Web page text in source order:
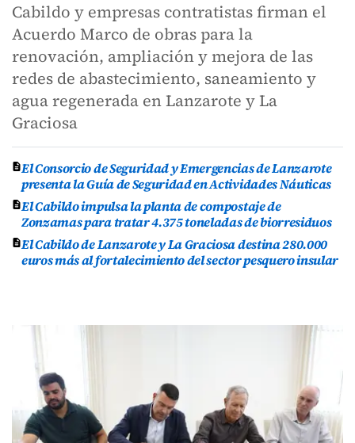
Cabildo y empresas contratistas firman el
Acuerdo Marco de obras para la
renovación, ampliación y mejora de las
redes de abastecimiento, saneamiento y
agua regenerada en Lanzarote y La
Graciosa
El Consorcio de Seguridad y Emergencias de Lanzarote
presenta la Guía de Seguridad en Actividades Náuticas
El Cabildo impulsa la planta de compostaje de
Zonzamas para tratar 4.375 toneladas de biorresiduos
El Cabildo de Lanzarote y La Graciosa destina 280.000
euros más al fortalecimiento del sector pesquero insular